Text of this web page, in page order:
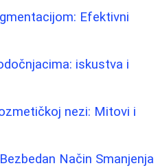
Efektivni
iskustva i
nezi: Mitovi i
Način Smanjenja